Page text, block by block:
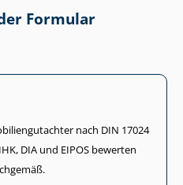
Formular
nach DIN 17024
DIA und EIPOS bewerten